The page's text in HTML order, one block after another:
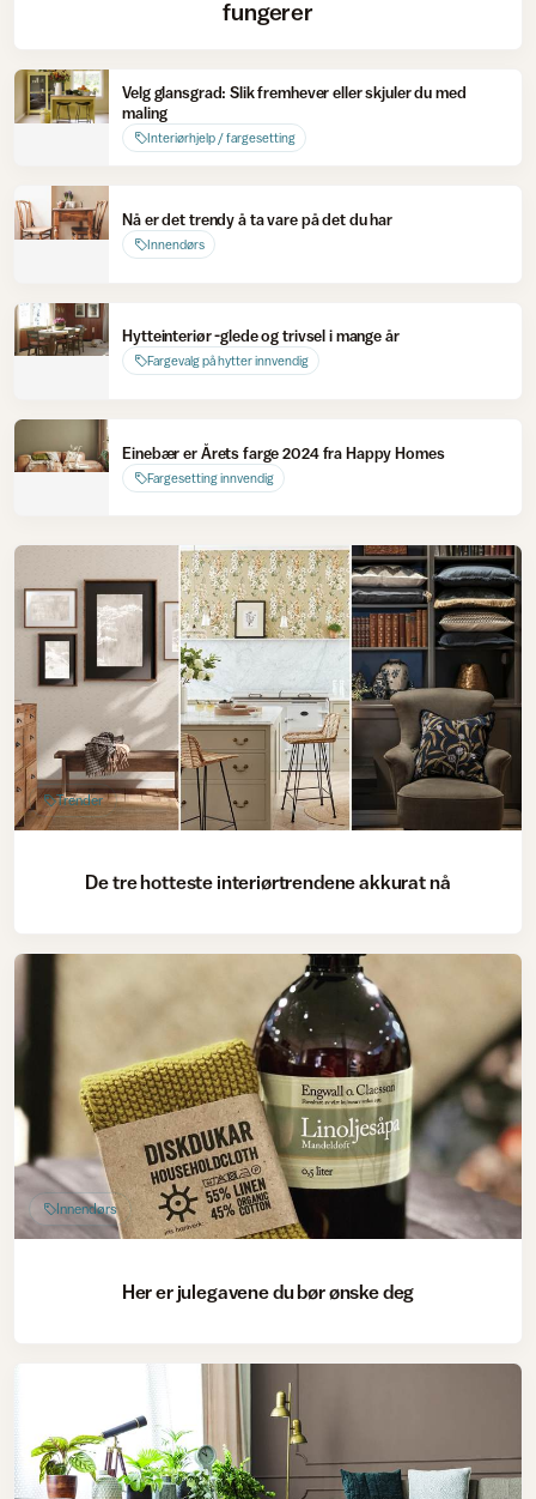
fungerer
Velg glansgrad: Slik fremhever eller skjuler du med
maling
Interiørhjelp / fargesetting
Nå er det trendy å ta vare på det du har
Innendørs
Hytteinteriør -glede og trivsel i mange år
Fargevalg på hytter innvendig
Einebær er Årets farge 2024 fra Happy Homes
Fargesetting innvendig
Trender
De tre hotteste interiørtrendene akkurat nå
Innendørs
Her er julegavene du bør ønske deg